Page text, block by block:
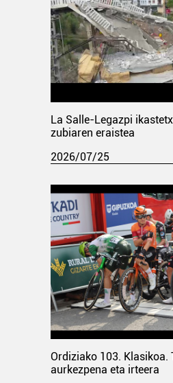
La Salle-Legazpi
zubiaren eraistea
2026/07/25
Ordiziako 103. Klasikoa.
aurkezpena eta irteera